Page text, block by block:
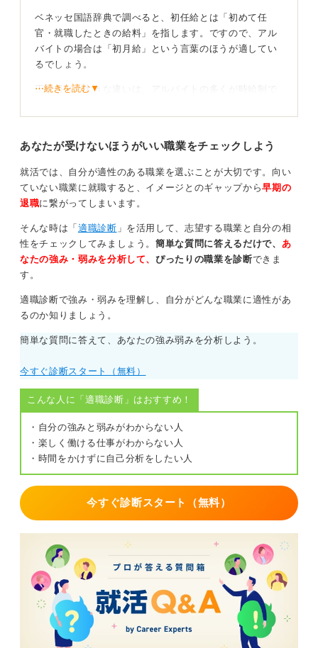
ベネッセ国語辞典で調べると、初任給とは「初めて任
官・就職したときの給料」を指します。ですので、アル
バイトの場合は「初月給」という言葉のほうが適してい
るでしょう。
正社員との大きな違いは、アルバイトの多くが時給制で
ます。自分の勤務時間と給与計算額、交通費の支給額が
ましょう。
給与明細をしっかりともらえるかが重要
特に大切なのは、「給与明細をきちんともらえている
か」という点です。給与明細は、雇用契約における重要
税金や社会保険料は法律にもとづいて天引きされ、年末
には年末調整がおこなわれます。その際には源泉徴収票
ると良いでしょう。社会の仕組みがぐっと鮮明に理解で
こうしたことは、最初からすべて理解しておくのは難し
いものです。大人の階段に出会うたびに、一つひとつ調
べて理解していくことで、少しずつ社会性が向上します
よ。
⋯続きを読む▼
あなたが受けないほうがいい職業をチェックしよう
就活では、自分が適性のある職業を選ぶことが大切です。向い
ていない職業に就職すると、イメージとのギャップから早期の
退職に繋がってしまいます。
そんな時は「 適職診断 」を活用して、志望する職業と自分の相
性をチェックしてみましょう。簡単な質問に答えるだけで、 あ
なたの強み・弱みを分析して、ぴったりの職業を診断できま
す。
適職診断で強み・弱みを理解し、自分がどんな職業に適性があ
るのか知りましょう。
簡単な質問に答えて、あなたの強み弱みを分析しよう。
今すぐ診断スタート（無料）
こんな人に「適職診断」はおすすめ！
・自分の強みと弱みがわからない人
・楽しく働ける仕事がわからない人
・時間をかけずに自己分析をしたい人
今すぐ診断スタート（無料）